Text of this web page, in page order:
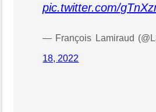
pic.twitter.com/
— François Lamiraud
18, 2022